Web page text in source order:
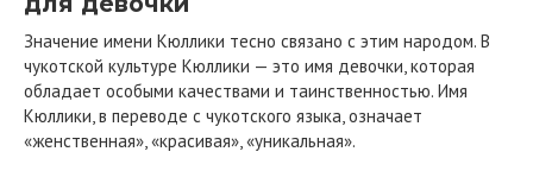
Значение имени Кюллики тесно связано с этим народом. В
чукотской культуре Кюллики — это имя девочки, которая
обладает особыми качествами и таинственностью. Имя
Кюллики, в переводе с чукотского языка, означает
«женственная», «красивая», «уникальная».